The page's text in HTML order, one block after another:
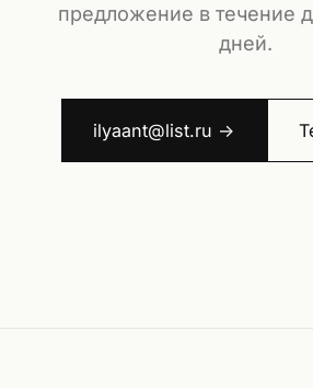
предложение в течение
дней.
ilyaant@list.ru →